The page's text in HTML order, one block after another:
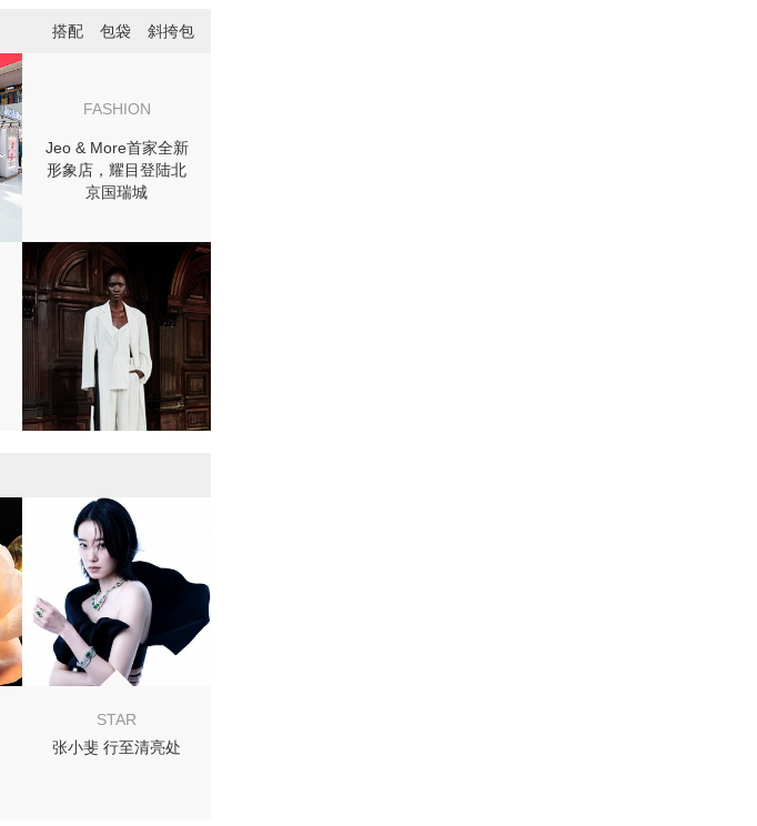
搭配 包袋 斜挎包
FASHION
Jeo & More首家全新
形象店，耀目登陆北
京国瑞城
STAR
张小斐 行至清亮处